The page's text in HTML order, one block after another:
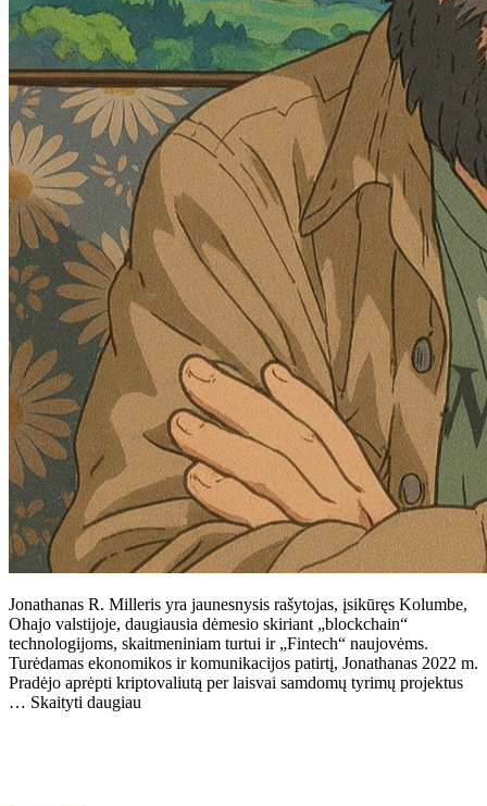
Jonathanas R. Milleris yra jaunesnysis rašytojas, įsikūręs Kolumbe,
Ohajo valstijoje, daugiausia dėmesio skiriant „blockchain“
technologijoms, skaitmeniniam turtui ir „Fintech“ naujovėms.
Turėdamas ekonomikos ir komunikacijos patirtį, Jonathanas 2022 m.
Pradėjo aprėpti kriptovaliutą per laisvai samdomų tyrimų projektus
… Skaityti daugiau